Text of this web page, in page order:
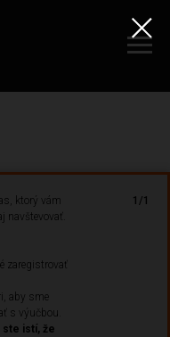
ktorý vám
navštevovať.
zaregistrovať
aby sme
s výučbou.
ste istí, že
1/1